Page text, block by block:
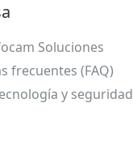
Soluciones
frecuentes (FAQ)
y seguridad